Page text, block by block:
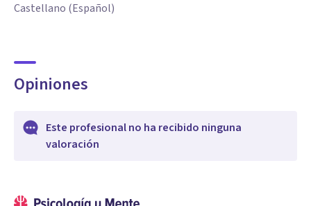
Castellano (Español)
Opiniones
Este profesional no ha recibido ninguna
valoración